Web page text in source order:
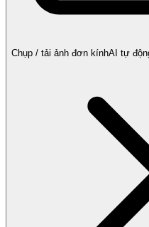
Chụp / tải ảnh đơn kínhAI tự